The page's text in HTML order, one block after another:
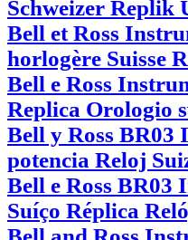
Schweizer Replik
Bell et Ross
horlogère Suisse
Bell e Ross
Replica Orologio
Bell y Ross BR03
potencia Reloj
Bell e Ross BR03
Suíço Réplica